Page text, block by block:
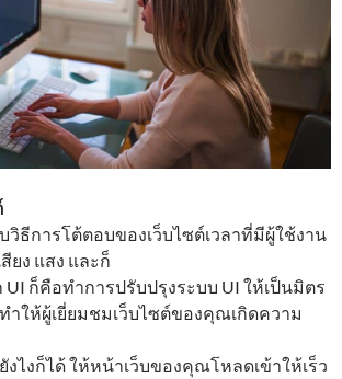
วิธีการโต้ตอบของเว็บไซต์เวลาที่มีผู้ใช้งาน
ยง แสง และก็
UI ก็คือทำการปรับปรุงระบบ UI ให้เป็นมิตร
ำให้ผู้เยี่ยมชมเว็บไซต์ของคุณเกิดความ
ยังไงก็ได้ ให้หน้าเว็บของคุณโหลดเข้าให้เร็ว